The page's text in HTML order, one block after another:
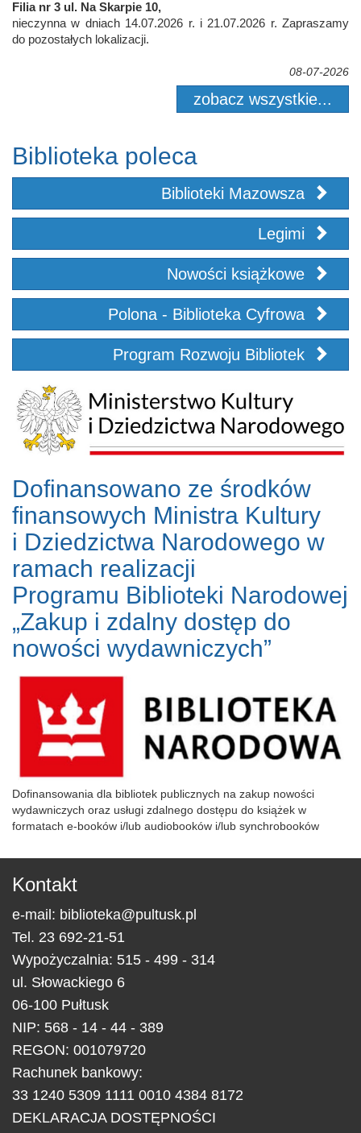
Filia nr 3 ul. Na Skarpie 10,
nieczynna w dniach 14.07.2026 r. i 21.07.2026 r. Zapraszamy
do pozostałych lokalizacji.
08-07-2026
zobacz wszystkie...
Biblioteka poleca
Biblioteki Mazowsza
Legimi
Nowości książkowe
Polona - Biblioteka Cyfrowa
Program Rozwoju Bibliotek
Dofinansowano ze środków
finansowych Ministra Kultury
i Dziedzictwa Narodowego w
ramach realizacji
Programu Biblioteki Narodowej
„Zakup i zdalny dostęp do
nowości wydawniczych”
Dofinansowania dla bibliotek publicznych na zakup nowości
wydawniczych oraz usługi zdalnego dostępu do książek w
formatach e-booków i/lub audiobooków i/lub synchrobooków
Kontakt
e-mail: biblioteka@pultusk.pl
Tel. 23 692-21-51
Wypożyczalnia: 515 - 499 - 314
ul. Słowackiego 6
06-100 Pułtusk
NIP: 568 - 14 - 44 - 389
REGON: 001079720
Rachunek bankowy:
33 1240 5309 1111 0010 4384 8172
DEKLARACJA DOSTĘPNOŚCI